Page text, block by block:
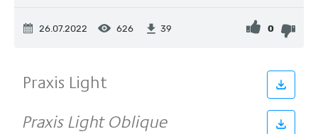
26.07.2022 626 39 0